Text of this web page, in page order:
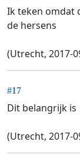
Ik teken omdat
de hersens
(Utrecht, 2017-
#17
Dit belangrijk is
(Utrecht, 2017-